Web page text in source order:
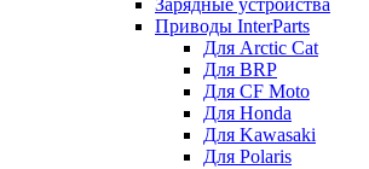
Зарядные устройства
Приводы InterParts
Для Arctic Cat
Для BRP
Для CF Moto
Для Honda
Для Kawasaki
Для Polaris